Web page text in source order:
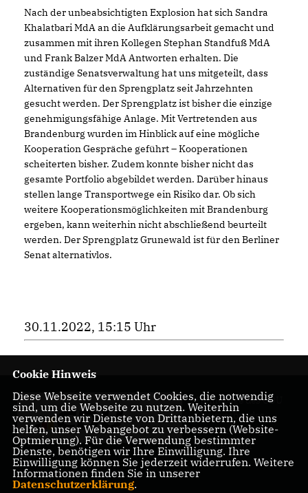
Nach der unbeabsichtigten Explosion hat sich Sandra
Khalatbari MdA an die Aufklärungsarbeit gemacht und
zusammen mit ihren Kollegen Stephan Standfuß MdA
und Frank Balzer MdA Antworten erhalten. Die
zuständige Senatsverwaltung hat uns mitgeteilt, dass
Alternativen für den Sprengplatz seit Jahrzehnten
gesucht werden. Der Sprengplatz ist bisher die einzige
genehmigungsfähige Anlage. Mit Vertretenden aus
Brandenburg wurden im Hinblick auf eine mögliche
Kooperation Gespräche geführt – Kooperationen
scheiterten bisher. Zudem konnte bisher nicht das
gesamte Portfolio abgebildet werden. Darüber hinaus
stellen lange Transportwege ein Risiko dar. Ob sich
weitere Kooperationsmöglichkeiten mit Brandenburg
ergeben, kann weiterhin nicht abschließend beurteilt
werden. Der Sprengplatz Grunewald ist für den Berliner
Senat alternativlos.
30.11.2022, 15:15 Uhr
Homepage des CDU
Kreisverbandes
Charlottenburg-
Wilmersdorf
Cookie Hinweis
Diese Webseite verwendet Cookies, die notwendig
sind, um die Webseite zu nutzen. Weiterhin
verwenden wir Dienste von Drittanbietern, die uns
helfen, unser Webangebot zu verbessern (Website-
Optmierung). Für die Verwendung bestimmter
Dienste, benötigen wir Ihre Einwilligung. Ihre
Einwilligung können Sie jederzeit widerrufen. Weitere
Informationen finden Sie in unserer
Datenschutzerklärung.